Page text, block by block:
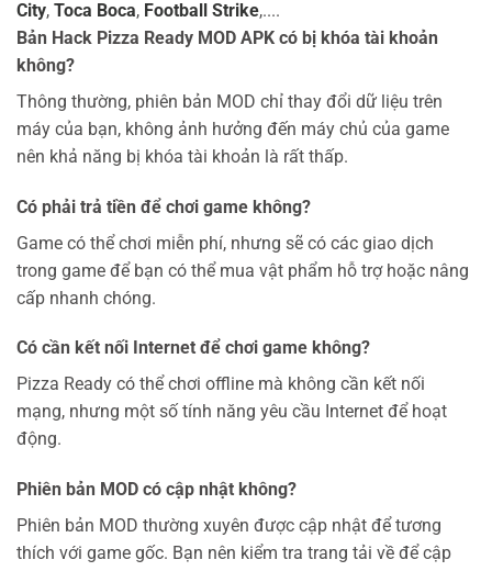
City, Toca Boca, Football Strike,....
Bản Hack Pizza Ready MOD APK có bị khóa tài khoản
không?
Thông thường, phiên bản MOD chỉ thay đổi dữ liệu trên
máy của bạn, không ảnh hưởng đến máy chủ của game
nên khả năng bị khóa tài khoản là rất thấp.
Có phải trả tiền để chơi game không?
Game có thể chơi miễn phí, nhưng sẽ có các giao dịch
trong game để bạn có thể mua vật phẩm hỗ trợ hoặc nâng
cấp nhanh chóng.
Có cần kết nối Internet để chơi game không?
Pizza Ready có thể chơi offline mà không cần kết nối
mạng, nhưng một số tính năng yêu cầu Internet để hoạt
động.
Phiên bản MOD có cập nhật không?
Phiên bản MOD thường xuyên được cập nhật để tương
thích với game gốc. Bạn nên kiểm tra trang tải về để cập